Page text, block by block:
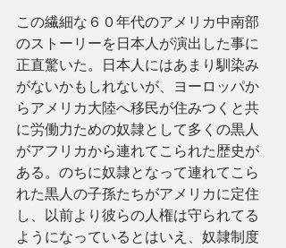
この繊細な６０年代のアメリカ中南部
のストーリーを日本人が演出した事に
正直驚いた。日本人にはあまり馴染み
がないかもしれないが、ヨーロッパか
らアメリカ大陸へ移民が住みつくと共
に労働力ための奴隷として多くの黒人
がアフリカから連れてこられた歴史が
ある。のちに奴隷となって連れてこら
れた黒人の子孫たちがアメリカに定住
し、以前より彼らの人権は守られてる
ようになっているとはいえ、奴隷制度